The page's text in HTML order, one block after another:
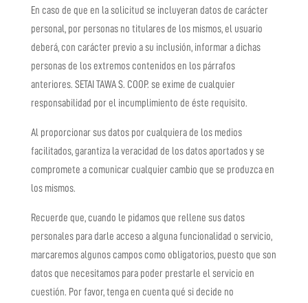
En caso de que en la solicitud se incluyeran datos de carácter
personal, por personas no titulares de los mismos, el usuario
deberá, con carácter previo a su inclusión, informar a dichas
personas de los extremos contenidos en los párrafos
anteriores. SETAI TAWA S. COOP. se exime de cualquier
responsabilidad por el incumplimiento de éste requisito.
Al proporcionar sus datos por cualquiera de los medios
facilitados, garantiza la veracidad de los datos aportados y se
compromete a comunicar cualquier cambio que se produzca en
los mismos.
Recuerde que, cuando le pidamos que rellene sus datos
personales para darle acceso a alguna funcionalidad o servicio,
marcaremos algunos campos como obligatorios, puesto que son
datos que necesitamos para poder prestarle el servicio en
cuestión. Por favor, tenga en cuenta qué si decide no